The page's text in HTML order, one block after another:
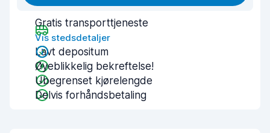
Gratis transporttjeneste
Vis stedsdetaljer
Lavt depositum
Øyeblikkelig bekreftelse!
Ubegrenset kjørelengde
Delvis forhåndsbetaling